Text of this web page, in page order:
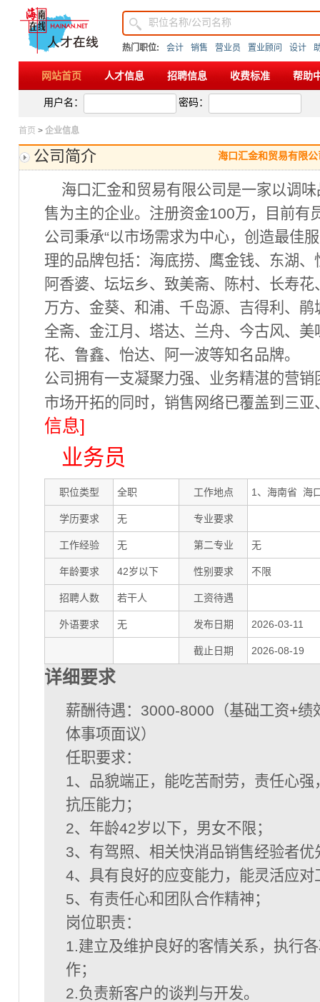
热门职位: 会计 销售 营业员 置业顾问 设计
网站首页 人才信息 招聘信息 收费标准 帮助
用户名： 密码：
首页 > 企业信息
公司简介 海口汇金和贸易有限公
海口汇金和贸易有限公司是一家以调
售为主的企业。注册资金100万，目前有
公司秉承“以市场需求为中心，创造最佳
理的品牌包括：海底捞、鹰金钱、东湖
阿香婆、坛坛乡、致美斋、陈村、长寿
万方、金葵、和浦、千岛源、吉得利、
全斋、金江月、塔达、兰舟、今古风、
花、鲁鑫、怡达、阿一波等知名品牌。
公司拥有一支凝聚力强、业务精湛的营
市场开拓的同时，销售网络已覆盖到三
信息]
业务员
职位类型 全职 工作地点 1、海南省 海
学历要求 无 专业要求
工作经验 无 第二专业 无
年龄要求 42岁以下 性别要求 不限
招聘人数 若干人 工资待遇
外语要求 无 发布日期 2026-03-11
截止日期 2026-08-19
详细要求
薪酬待遇：3000-8000（基础工资+绩
体事项面议）
任职要求：
1、品貌端正，能吃苦耐劳，责任心
抗压能力；
2、年龄42岁以下，男女不限；
3、有驾照、相关快消品销售经验者优
4、具有良好的应变能力，能灵活应
5、有责任心和团队合作精神；
岗位职责：
1.建立及维护良好的客情关系，执行
作；
2.负责新客户的谈判与开发。